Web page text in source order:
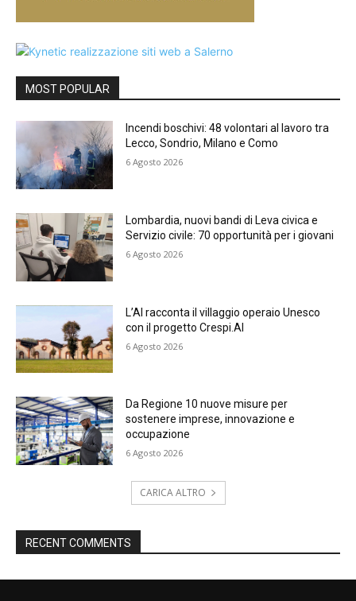
MOST POPULAR
Incendi boschivi: 48 volontari al lavoro tra
Lecco, Sondrio, Milano e Como
6 Agosto 2026
Lombardia, nuovi bandi di Leva civica e
Servizio civile: 70 opportunità per i giovani
6 Agosto 2026
L’AI racconta il villaggio operaio Unesco
con il progetto Crespi.AI
6 Agosto 2026
Da Regione 10 nuove misure per
sostenere imprese, innovazione e
occupazione
6 Agosto 2026
CARICA ALTRO
RECENT COMMENTS